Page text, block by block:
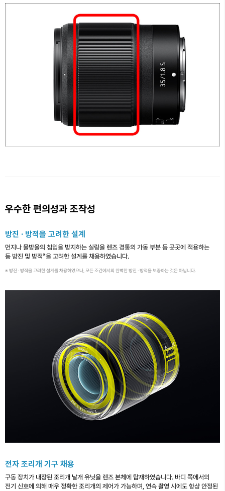
우수한 편의성과 조작성
방진 · 방적을 고려한 설계
먼지나 물방울의 침입을 방지하는 실링을 렌즈 경통의 가동 부분 등 곳곳에 적용하는
등 방진 및 방적※을 고려한 설계를 채용하였습니다.
※ 방진 · 방적을 고려한 설계를 채용하였으나, 모든 조건에서의 완벽한 방진 · 방적을 보증하는 것은 아닙니다.
전자 조리개 기구 채용
구동 장치가 내장된 조리개 날개 유닛을 렌즈 본체에 탑재하였습니다. 바디 쪽에서의
전기 신호에 의해 매우 정확한 조리개의 제어가 가능하며, 연속 촬영 시에도 항상 안정된